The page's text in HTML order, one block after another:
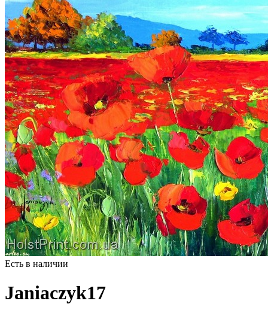
Есть в наличии
Janiaczyk17